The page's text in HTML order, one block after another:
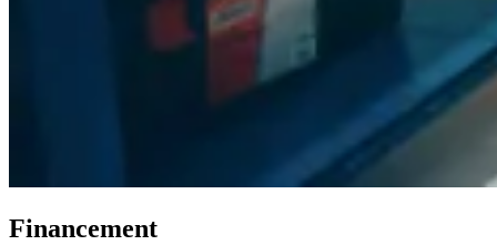
Financement